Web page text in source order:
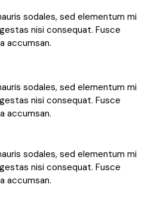
sodales, sed elementum mi
nisi consequat. Fusce
accumsan.
sodales, sed elementum mi
nisi consequat. Fusce
accumsan.
sodales, sed elementum mi
nisi consequat. Fusce
accumsan.